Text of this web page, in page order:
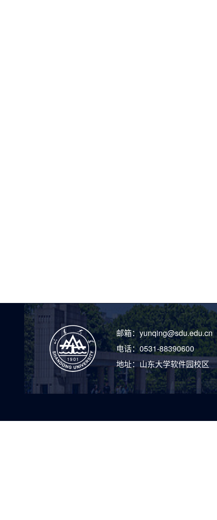
邮箱： yunqing@sdu.edu.cn
电话：0531-88390600
地址：山东大学软件园校区